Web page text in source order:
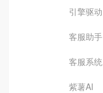
引擎驱动
客服助手
客服系统
紫薯AI